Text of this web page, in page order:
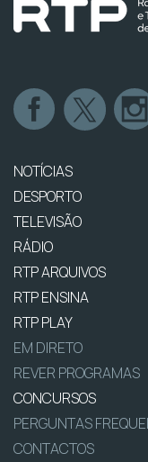
NOTÍCIAS
DESPORTO
TELEVISÃO
RÁDIO
RTP ARQUIVOS
RTP ENSINA
RTP PLAY
EM DIRETO
REVER PROGRAMAS
CONCURSOS
PERGUNTAS
CONTACTOS